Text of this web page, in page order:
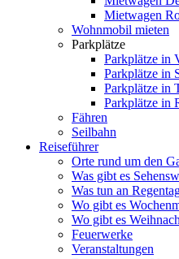
Mietwagen
Wohnmobil mieten
Parkplätze
Parkplätze in
Parkplätze in
Parkplätze in
Parkplätze in
Fähren
Seilbahn
Reiseführer
Orte rund um den
Was gibt es
Was tun an
Wo gibt es
Wo gibt es
Feuerwerke
Veranstaltungen